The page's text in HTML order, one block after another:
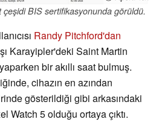
BIS sertifikasyonunda görüldü.
Randy Pitchford'dan
Karayipler'deki Saint Martin
bir akıllı saat bulmuş.
cihazın en azından
gösterildiği gibi arkasındaki
Watch 5 olduğu ortaya çıktı.